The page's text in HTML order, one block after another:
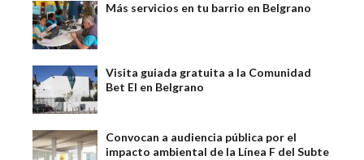
Más servicios en tu barrio en Belgrano
Visita guiada gratuita a la Comunidad
Bet El en Belgrano
Convocan a audiencia pública por el
impacto ambiental de la Línea F del Subte